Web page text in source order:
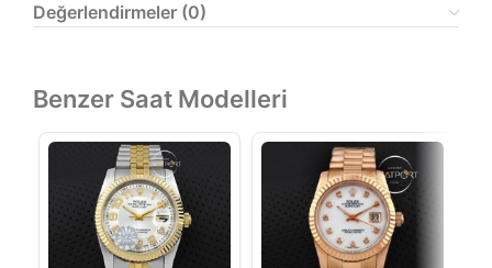
Değerlendirmeler (0)
Benzer Saat Modelleri